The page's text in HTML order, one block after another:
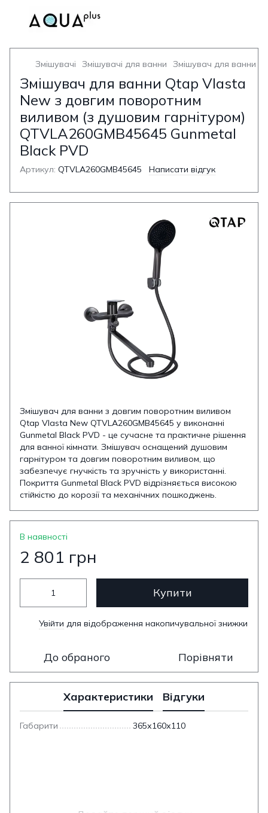
Змішувачі Змішувачі для ванни Змішувач для ванни з
Змішувач для ванни Qtap Vlasta
New з довгим поворотним
виливом (з душовим гарнітуром)
QTVLA260GMB45645 Gunmetal
Black PVD
Артикул: QTVLA260GMB45645 Написати відгук
Змішувач для ванни з довгим поворотним виливом
Qtap Vlasta New QTVLA260GMB45645 у виконанні
Gunmetal Black PVD - це сучасне та практичне рішення
для ванної кімнати. Змішувач оснащений душовим
гарнітуром та довгим поворотним виливом, що
забезпечує гнучкість та зручність у використанні.
Покриття Gunmetal Black PVD відрізняється високою
стійкістю до корозії та механічних пошкоджень.
В наявності
2 801 грн
Купити
Увійти для відображення накопичувальної знижки
До обраного Порівняти
Характеристики Відгуки
Габарити 365х160х110